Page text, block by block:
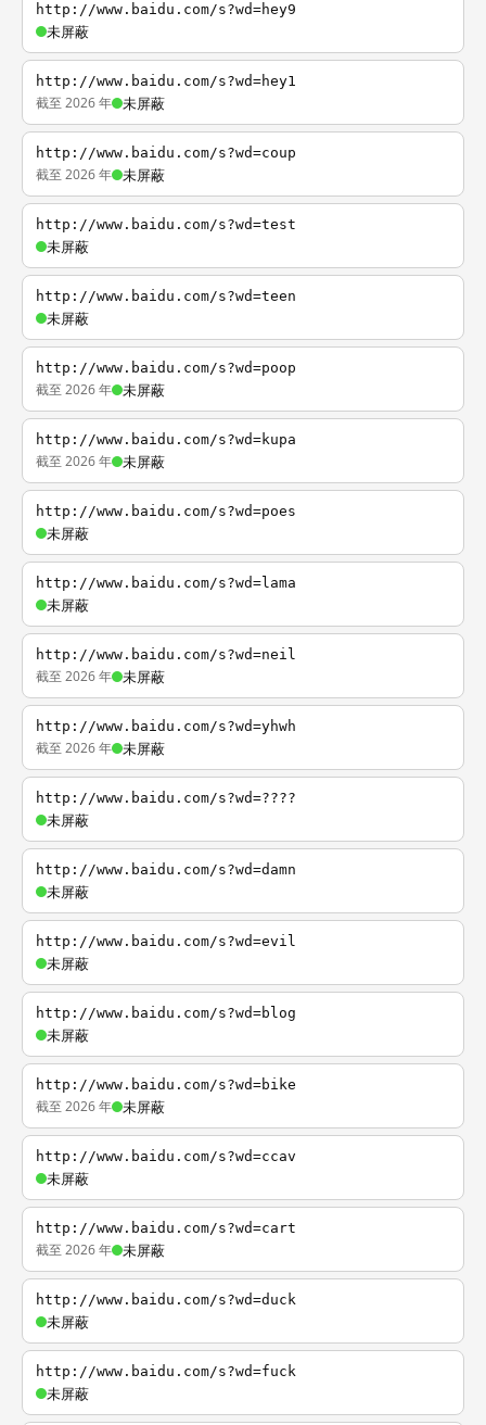
http://www.baidu.com/s?wd=hey9
未屏蔽
http://www.baidu.com/s?wd=hey1
截至 2026 年 未屏蔽
http://www.baidu.com/s?wd=coup
截至 2026 年 未屏蔽
http://www.baidu.com/s?wd=test
未屏蔽
http://www.baidu.com/s?wd=teen
未屏蔽
http://www.baidu.com/s?wd=poop
截至 2026 年 未屏蔽
http://www.baidu.com/s?wd=kupa
截至 2026 年 未屏蔽
http://www.baidu.com/s?wd=poes
未屏蔽
http://www.baidu.com/s?wd=lama
未屏蔽
http://www.baidu.com/s?wd=neil
截至 2026 年 未屏蔽
http://www.baidu.com/s?wd=yhwh
截至 2026 年 未屏蔽
http://www.baidu.com/s?wd=????
未屏蔽
http://www.baidu.com/s?wd=damn
未屏蔽
http://www.baidu.com/s?wd=evil
未屏蔽
http://www.baidu.com/s?wd=blog
未屏蔽
http://www.baidu.com/s?wd=bike
截至 2026 年 未屏蔽
http://www.baidu.com/s?wd=ccav
未屏蔽
http://www.baidu.com/s?wd=cart
截至 2026 年 未屏蔽
http://www.baidu.com/s?wd=duck
未屏蔽
http://www.baidu.com/s?wd=fuck
未屏蔽